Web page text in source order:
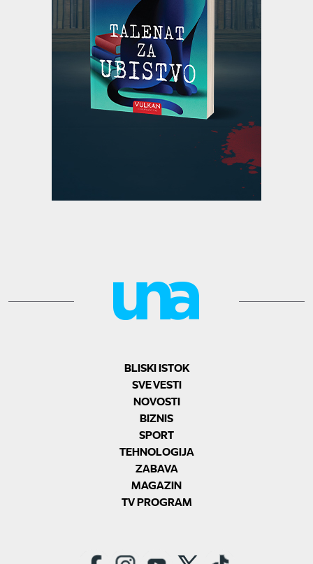
BLISKI ISTOK
SVE VESTI
NOVOSTI
BIZNIS
SPORT
TEHNOLOGIJA
ZABAVA
MAGAZIN
TV PROGRAM